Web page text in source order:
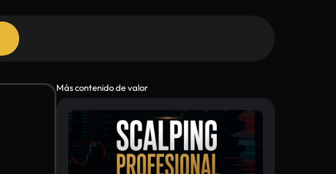
Más contenido de valor